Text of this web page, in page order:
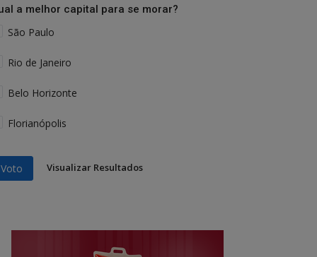
a melhor capital para se morar?
São Paulo
Rio de Janeiro
Belo Horizonte
Florianópolis
Voto Visualizar Resultados